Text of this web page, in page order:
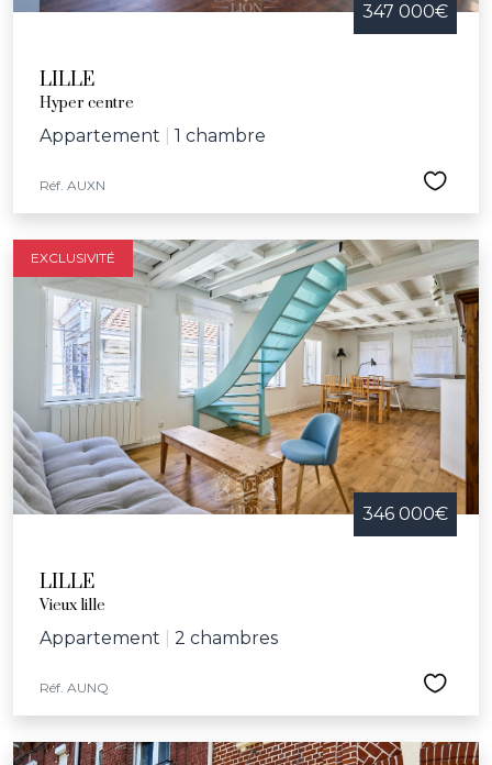
347 000€
LILLE
Hyper centre
Appartement 1 chambre
Réf. AUXN
EXCLUSIVITÉ
346 000€
LILLE
Vieux lille
Appartement 2 chambres
Réf. AUNQ